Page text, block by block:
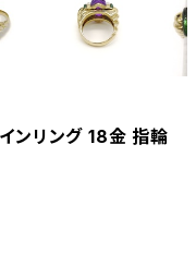
ンリング 18金 指輪